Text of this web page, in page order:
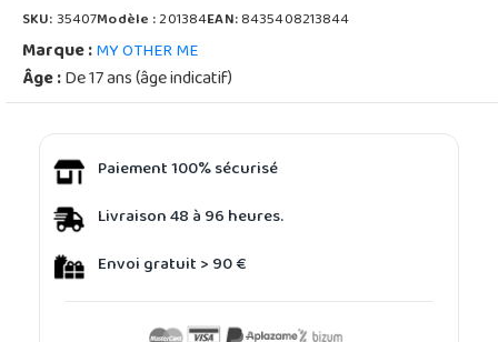
SKU:35407Modèle :201384EAN:8435408213844
Marque :MY OTHER ME
Âge :De 17 ans (âge indicatif)
Paiement 100% sécurisé
Livraison 48 à 96 heures.
Envoi gratuit > 90 €